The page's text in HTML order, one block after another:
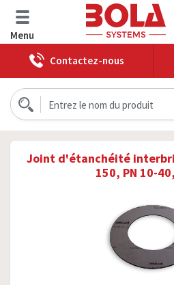
Menu
Contactez-nous
Joint d'étanchéité
150, PN 10-